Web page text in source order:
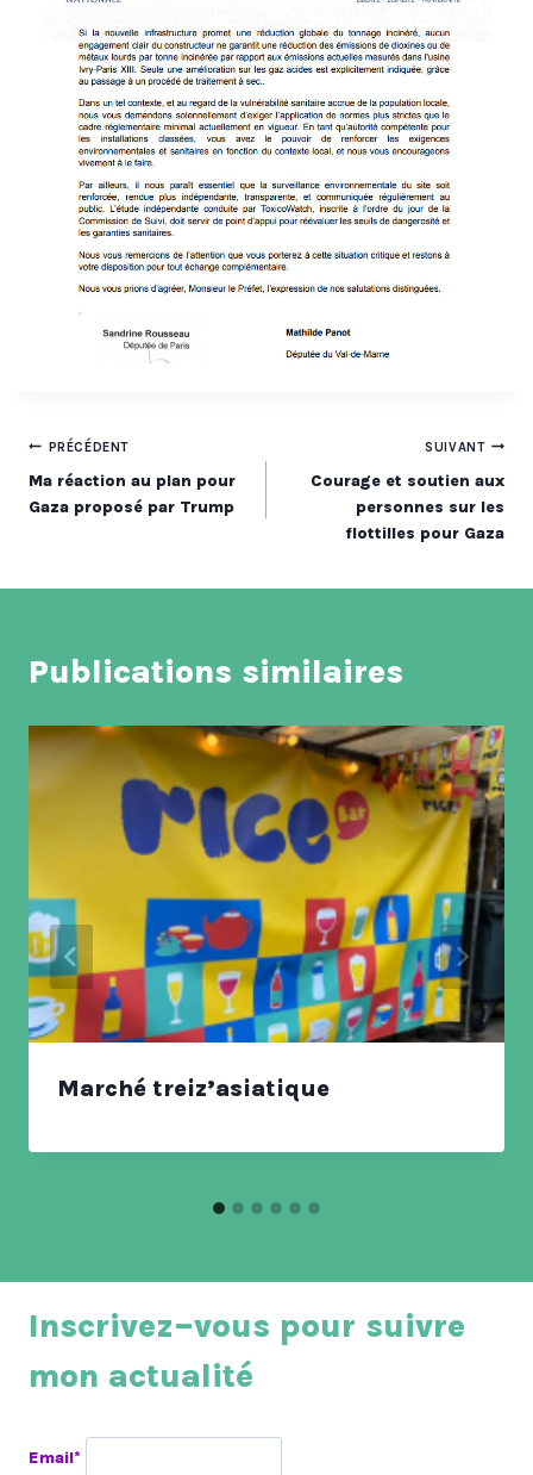
Navigation
de
PRÉCÉDENT
Ma réaction au plan pour
Gaza proposé par Trump
SUIVANT
Courage et soutien aux
personnes sur les
flottilles pour Gaza
Publications similaires
Marché treiz’asiatique
Inscrivez–vous pour suivre
mon actualité
Email*